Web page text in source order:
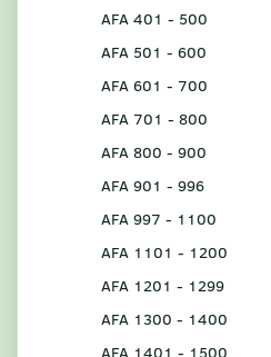
AFA 401 - 500
AFA 501 - 600
AFA 601 - 700
AFA 701 - 800
AFA 800 - 900
AFA 901 - 996
AFA 997 - 1100
AFA 1101 - 1200
AFA 1201 - 1299
AFA 1300 - 1400
AFA 1401 - 1500